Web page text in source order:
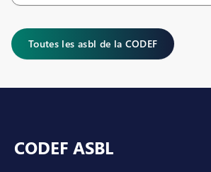
Toutes les asbl de la CODEF
CODEF ASBL